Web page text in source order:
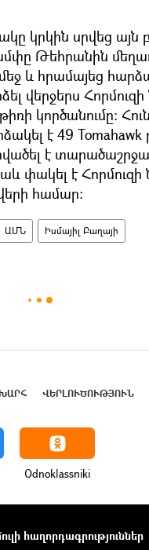
կրկին սրվեց այն
Թեհրանին
և հրամայեց
վերջերս Հորմուզի
կործանումը։
է 49
է
փակել է Հորմուզի
համար:
ԱՄՆ Իսմայիլ Բաղայի
ՎԵՐԼՈՒԾՈՒԹՅՈՒՆ
Odnoklassniki
հաղորդագրություններ